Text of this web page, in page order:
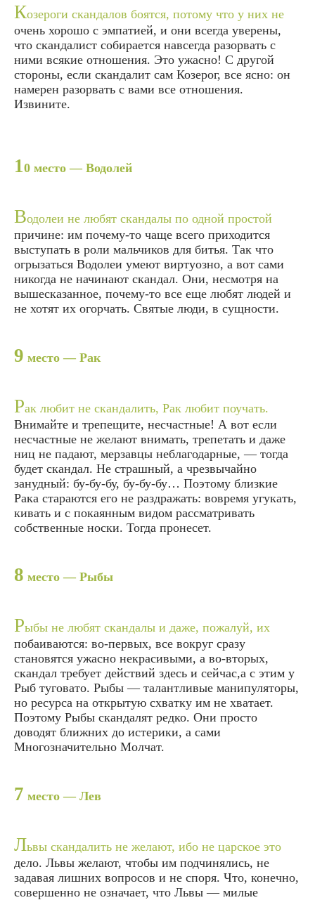
Козероги скандалов боятся, потому что у них не
очень хорошо с эмпатией, и они всегда уверены,
что скандалист собирается навсегда разорвать с
ними всякие отношения. Это ужасно! С другой
стороны, если скандалит сам Козерог, все ясно: он
намерен разорвать с вами все отношения.
Извините.
10 место — Водолей
Водолеи не любят скандалы по одной простой
причине: им почему-то чаще всего приходится
выступать в роли мальчиков для битья. Так что
огрызаться Водолеи умеют виртуозно, а вот сами
никогда не начинают скандал. Они, несмотря на
вышесказанное, почему-то все еще любят людей и
не хотят их огорчать. Святые люди, в сущности.
9 место — Рак
Рак любит не скандалить, Рак любит поучать.
Внимайте и трепещите, несчастные! А вот если
несчастные не желают внимать, трепетать и даже
ниц не падают, мерзавцы неблагодарные, — тогда
будет скандал. Не страшный, а чрезвычайно
занудный: бу-бу-бу, бу-бу-бу… Поэтому близкие
Рака стараются его не раздражать: вовремя угукать,
кивать и с покаянным видом рассматривать
собственные носки. Тогда пронесет.
8 место — Рыбы
Рыбы не любят скандалы и даже, пожалуй, их
побаиваются: во-первых, все вокруг сразу
становятся ужасно некрасивыми, а во-вторых,
скандал требует действий здесь и сейчас,а с этим у
Рыб туговато. Рыбы — талантливые манипуляторы,
но ресурса на открытую схватку им не хватает.
Поэтому Рыбы скандалят редко. Они просто
доводят ближних до истерики, а сами
Многозначительно Молчат.
7 место — Лев
Львы скандалить не желают, ибо не царское это
дело. Львы желают, чтобы им подчинялись, не
задавая лишних вопросов и не споря. Что, конечно,
совершенно не означает, что Львы — милые